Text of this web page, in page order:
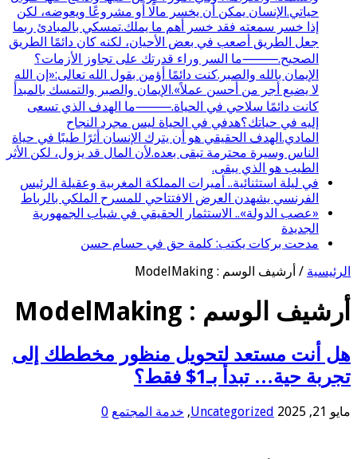
حياتي.الإنسان يمكن أن يخسر مالًا أو مشروعًا ويعوضه، لكن
إذا خسر سمعته فقد خسر أهم ما يملك.تمسكي بالمبادئ ربما
جعل الطريق أصعب في بعض الأحيان، لكنه كان دائمًا الطريق
الصحيح.⸻ما السر وراء قدرتك على تجاوز الأزمات؟
الإيمان بالله والصبر.كنت دائمًا أؤمن بقول الله تعالى:«إن الله
لا يضيع أجر من أحسن عملاً».الإيمان والصبر والتمسك بالمبدأ
كانت دائمًا سلاحي في الحياة.⸻ما الهدف الذي تسعى
إليه في حياتك؟هدفي في الحياة ليس مجرد النجاح
المادي.الهدف الحقيقي هو أن يترك الإنسان أثرًا طيبًا في حياة
الناس وسيرة محترمة تبقى بعده.لأن المال قد يزول، لكن الأثر
الطيب هو الذي يبقى.
في ليلة استثنائية.. أميرات المملكة المغربية وعقيلة الرئيس
الفرنسي يشهدن العرض الافتتاحي للمسرح الملكي بالرباط
«عصب الدولة».. الاستثمار الحقيقي في شباب الجمهورية
الجديدة
مدحت بركات يكتب: كلمة حق في حسام حسن
الرئيسية / أرشيف الوسم : ModelMaking
أرشيف الوسم : ModelMaking
هل أنت مستعد لتحويل منظور مخططك إلى
تجربة حية… تبدأ بـ1$ فقط؟
مايو 21, 2025 Uncategorized
, خدمة المجتمع 0